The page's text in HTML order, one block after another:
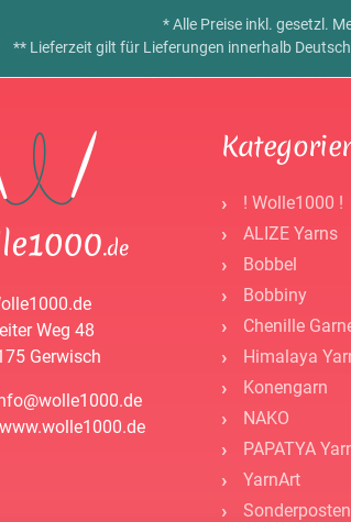
* Alle Preise inkl. gesetzl.
** Lieferzeit gilt für Lieferungen innerhalb
Weg 48
Gerwisch
! Wolle1000 !
ALIZE Yarns
Bobbel
Bobbiny
Chenille
Himalaya
Konengarn
NAKO
PAPATYA
YarnArt
Sonderposten